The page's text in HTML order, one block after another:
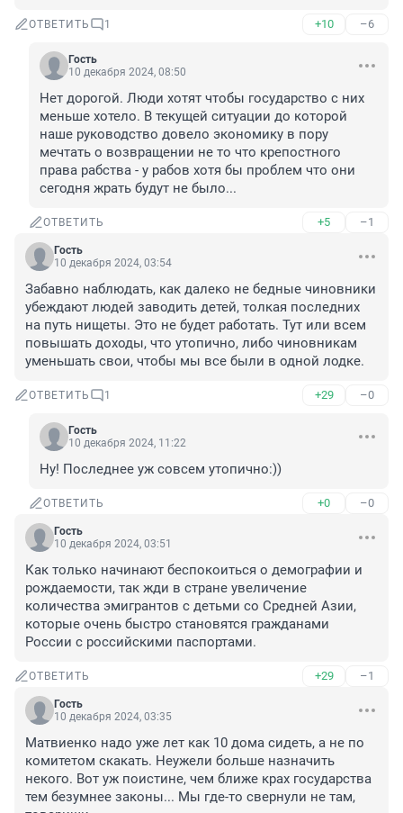
ОТВЕТИТЬ 1 +10 –6
Гость
10 декабря 2024, 08:50
Нет дорогой. Люди хотят чтобы государство с них
меньше хотело. В текущей ситуации до которой
наше руководство довело экономику в пору
мечтать о возвращении не то что крепостного
права рабства - у рабов хотя бы проблем что они
сегодня жрать будут не было...
ОТВЕТИТЬ +5 –1
Гость
10 декабря 2024, 03:54
Забавно наблюдать, как далеко не бедные чиновники
убеждают людей заводить детей, толкая последних
на путь нищеты. Это не будет работать. Тут или всем
повышать доходы, что утопично, либо чиновникам
уменьшать свои, чтобы мы все были в одной лодке.
ОТВЕТИТЬ 1 +29 –0
Гость
10 декабря 2024, 11:22
Ну! Последнее уж совсем утопично:))
ОТВЕТИТЬ +0 –0
Гость
10 декабря 2024, 03:51
Как только начинают беспокоиться о демографии и
рождаемости, так жди в стране увеличение
количества эмигрантов с детьми со Средней Азии,
которые очень быстро становятся гражданами
России с российскими паспортами.
ОТВЕТИТЬ +29 –1
Гость
10 декабря 2024, 03:35
Матвиенко надо уже лет как 10 дома сидеть, а не по
комитетом скакать. Неужели больше назначить
некого. Вот уж поистине, чем ближе крах государства
тем безумнее законы... Мы где-то свернули не там,